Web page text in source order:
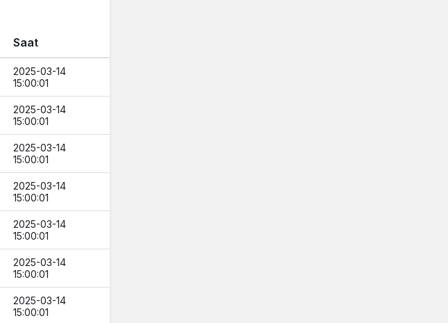
Saat
2025-03-14
15:00:01
2025-03-14
15:00:01
2025-03-14
15:00:01
2025-03-14
15:00:01
2025-03-14
15:00:01
2025-03-14
15:00:01
2025-03-14
15:00:01